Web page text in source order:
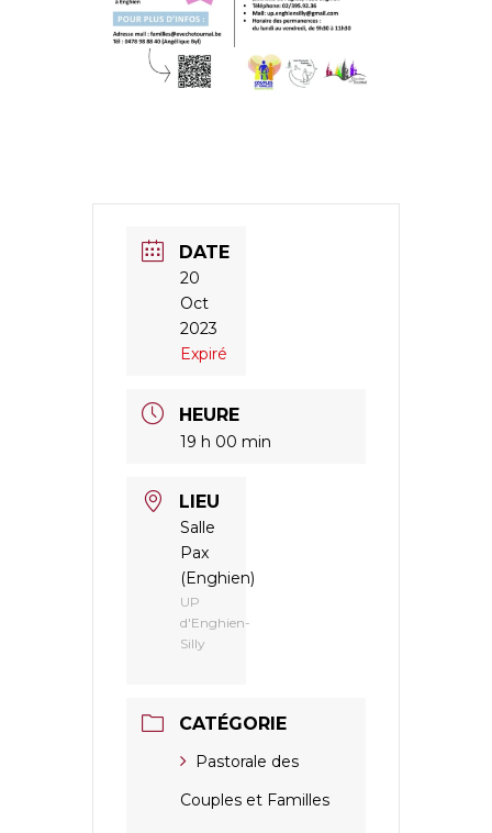
DATE
20
Oct
2023
Expiré
HEURE
19 h 00 min
LIEU
Salle
Pax
(Enghien)
UP
d'Enghien-
Silly
CATÉGORIE
Pastorale des
Couples et Familles